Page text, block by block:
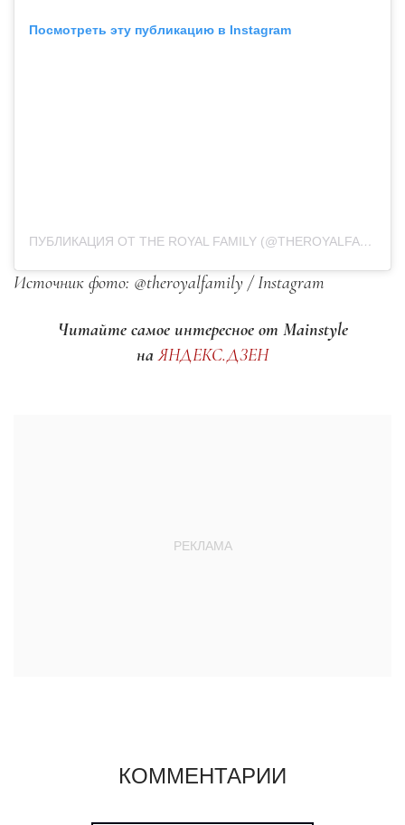
Посмотреть эту публикацию в Instagram
ПУБЛИКАЦИЯ ОТ THE ROYAL FAMILY (@THEROYALFAMILY)
Источник фото: @theroyalfamily / Instagram
Читайте самое интересное от Mainstyle
наЯНДЕКС.ДЗЕН
КОММЕНТАРИИ